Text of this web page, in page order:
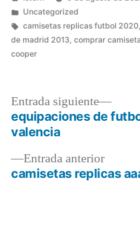
por
Publicado
en
Uncategorized
Etiquetas:
camisetas replicas futbol 2020,
de madrid 2013, comprar
cooper
Navegación
entradas
Entrada anteriorEntrada
camisetas replicas
Entrada siguiente
equipaciones de
valencia